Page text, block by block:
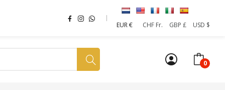
EUR €
CHF Fr. GBP £ USD $
0